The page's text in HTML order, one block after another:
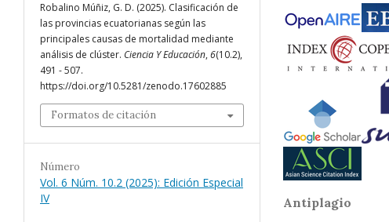
Robalino Múñiz, G. D. (2025). Clasificación de
las provincias ecuatorianas según las
principales causas de mortalidad mediante
análisis de clúster. Ciencia Y Educación, 6(10.2),
491 - 507.
https://doi.org/10.5281/zenodo.17602885
Formatos de citación
Número
Vol. 6 Núm. 10.2 (2025): Edición Especial
IV
Antiplagio